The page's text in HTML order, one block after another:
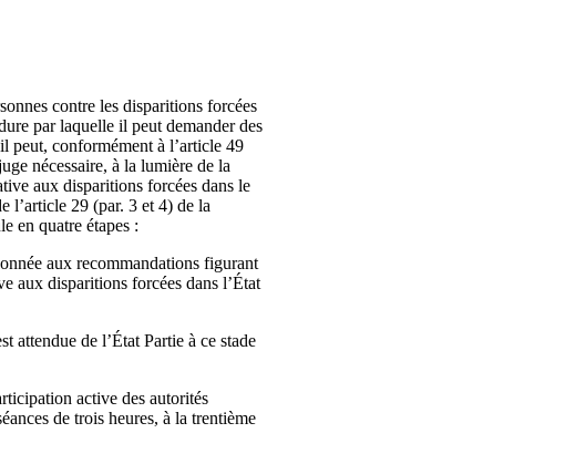
contre les disparitions forcées
par laquelle il peut demander des
peut, conformément à l’article 49
nécessaire, à la lumière de la
aux disparitions forcées dans le
l’article 29 (par. 3 et 4) de la
en quatre étapes :
aux recommandations figurant
aux disparitions forcées dans l’État
attendue de l’État Partie à ce stade
active des autorités
de trois heures, à la trentième